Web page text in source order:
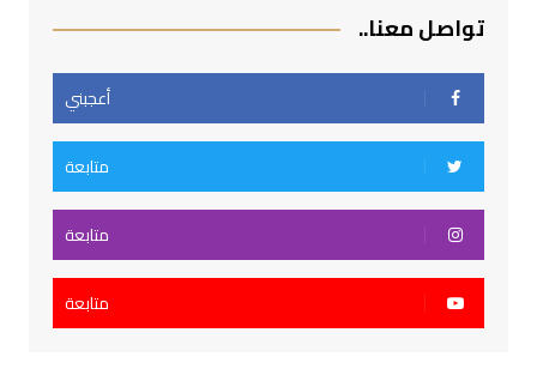
تواصل معنا..
أعجبني
متابعة
متابعة
متابعة